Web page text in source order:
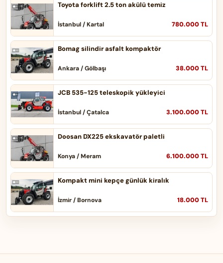
Toyota forklift 2.5 ton akülü temiz
780.000 TL
İstanbul / Kartal
Bomag silindir asfalt kompaktör
38.000 TL
Ankara / Gölbaşı
JCB 535-125 teleskopik yükleyici
3.100.000 TL
İstanbul / Çatalca
Doosan DX225 ekskavatör paletli
6.100.000 TL
Konya / Meram
Kompakt mini kepçe günlük kiralık
18.000 TL
İzmir / Bornova